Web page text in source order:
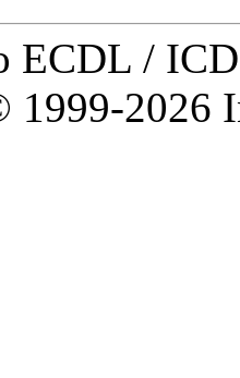
ECDL /
1999-2026